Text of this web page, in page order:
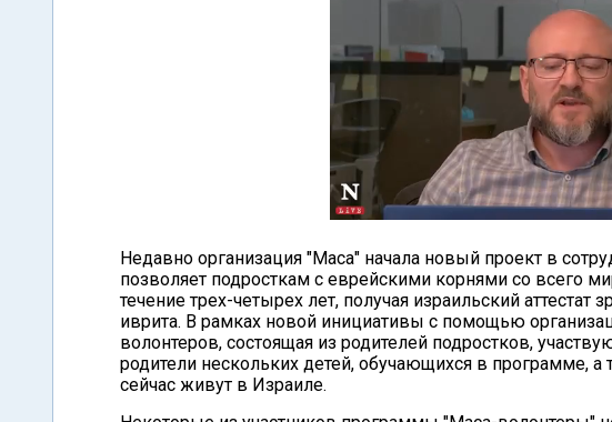
Недавно организация "Маса" начала новый проект в
позволяет подросткам с еврейскими корнями со всего
течение трех-четырех лет, получая израильский аттестат
иврита. В рамках новой инициативы с помощью
волонтеров, состоящая из родителей подростков,
родители нескольких детей, обучающихся в программе,
сейчас живут в Израиле.